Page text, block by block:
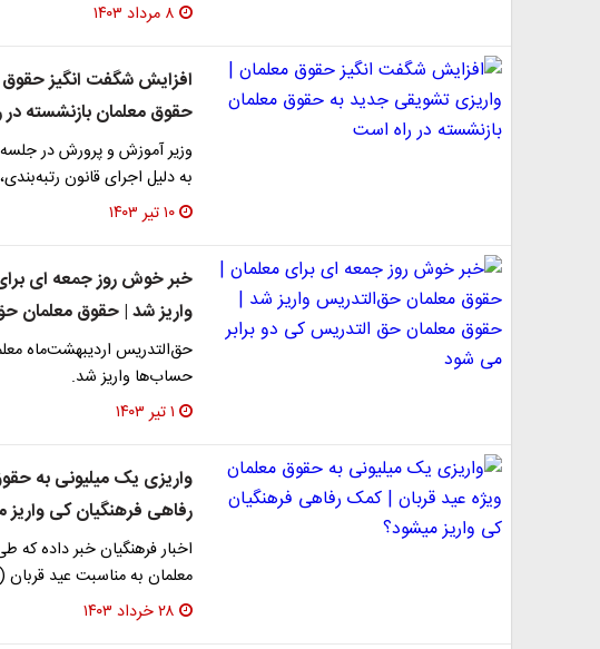
۸ مرداد ۱۴۰۳
افزایش شگفت انگیز
حقوق معلمان بازنشسته
وزیر آموزش و پرورش در
به دلیل اجرای قانون رتبه‌بندی، حقوق
۱۰ تیر ۱۴۰۳
خبر خوش روز جمعه ای
واریز شد | حقوق معلمان
حق‌التدریس اردیبهشت‌ماه
حساب‌ها واریز شد.
۱ تیر ۱۴۰۳
واریزی یک میلیونی به
رفاهی فرهنگیان کی واریز
اخبار فرهنگیان خبر داده که
معلمان به مناسبت عید قربان
۲۸ خرداد ۱۴۰۳